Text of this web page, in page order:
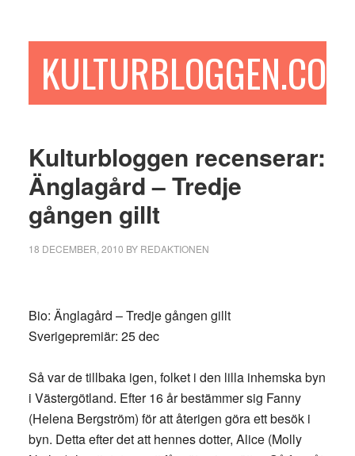
sidofältetKULTURBLOGGEN.COM
Kulturbloggen recenserar:
Änglagård – Tredje
gången gillt
18 DECEMBER, 2010 BY REDAKTIONEN
Bio: Änglagård – Tredje gången gillt
Sverigepremiär: 25 dec
Så var de tillbaka igen, folket i den lilla inhemska byn
i Västergötland. Efter 16 år bestämmer sig Fanny
(Helena Bergström) för att återigen göra ett besök i
byn. Detta efter det att hennes dotter, Alice (Molly